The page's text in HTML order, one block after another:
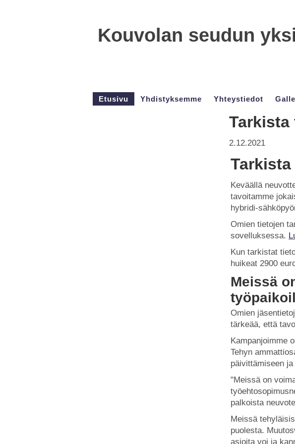
Kouvolan seudun
Etusivu Yhdistyksemme Yhteystiedot
2.12.2021
Keväällä
tavoitamme
hybridi-
Omien tietojen
sovelluksessa.
Kun tarkistat
huikeat 2900
Meissä
Omien
tärkeää, että
Kampanjoimme
Tehyn
päivittämiseen
"Meissä on
palkoista
Meissä
puolesta.
asioita voi ja